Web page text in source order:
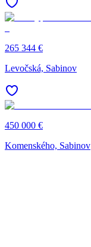
265 344 €
Levočská, Sabinov
450 000 €
Komenského, Sabinov